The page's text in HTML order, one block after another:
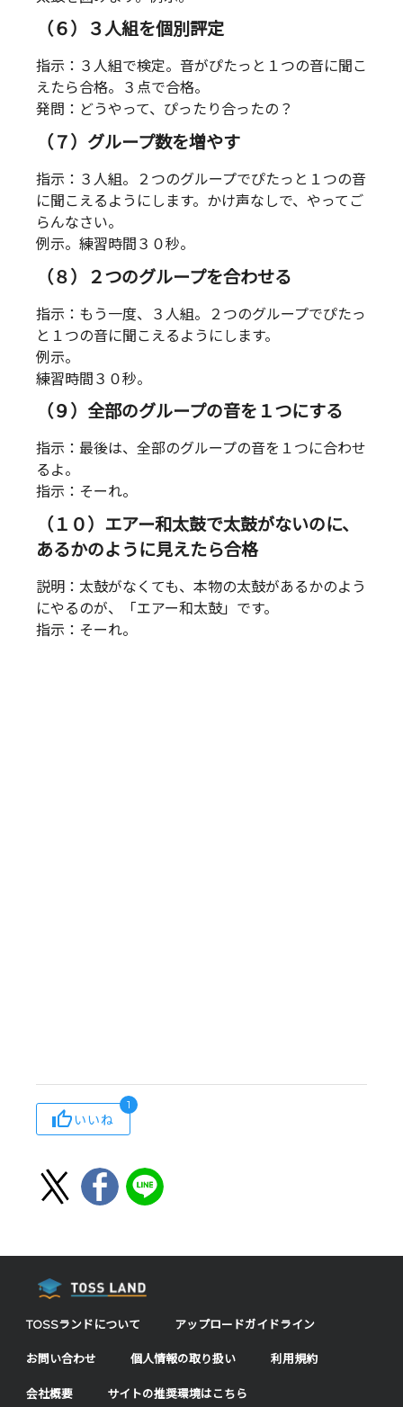
（６）３人組を個別評定
指示：３人組で検定。音がぴたっと１つの音に聞こ
えたら合格。３点で合格。
発問：どうやって、ぴったり合ったの？
（７）グループ数を増やす
指示：３人組。２つのグループでぴたっと１つの音
に聞こえるようにします。かけ声なしで、やってご
らんなさい。
例示。練習時間３０秒。
（８）２つのグループを合わせる
指示：もう一度、３人組。２つのグループでぴたっ
と１つの音に聞こえるようにします。
例示。
練習時間３０秒。
（９）全部のグループの音を１つにする
指示：最後は、全部のグループの音を１つに合わせ
るよ。
指示：そーれ。
（１０）エアー和太鼓で太鼓がないのに、
あるかのように見えたら合格
説明：太鼓がなくても、本物の太鼓があるかのよう
にやるのが、「エアー和太鼓」です。
指示：そーれ。
いいね
1
TOSSランドについて アップロードガイドライン
お問い合わせ 個人情報の取り扱い 利用規約
会社概要 サイトの推奨環境はこちら